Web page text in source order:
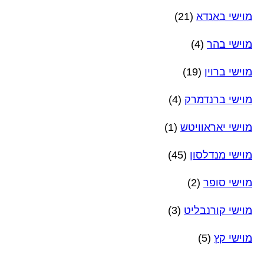
מוישי באנדא (21)
מוישי בהר (4)
מוישי ברוין (19)
מוישי ברנדמרק (4)
מוישי יאראוויטש (1)
מוישי מנדלסון (45)
מוישי סופר (2)
מוישי קורנבליט (3)
מוישי קץ (5)